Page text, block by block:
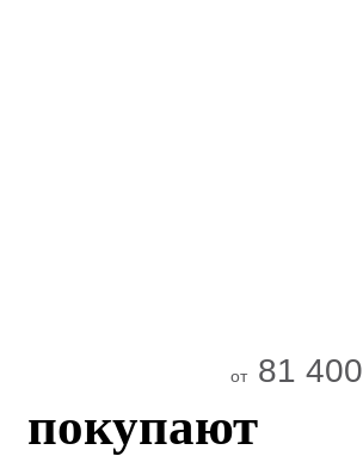
BIN-LPF
от 81 400
покупают